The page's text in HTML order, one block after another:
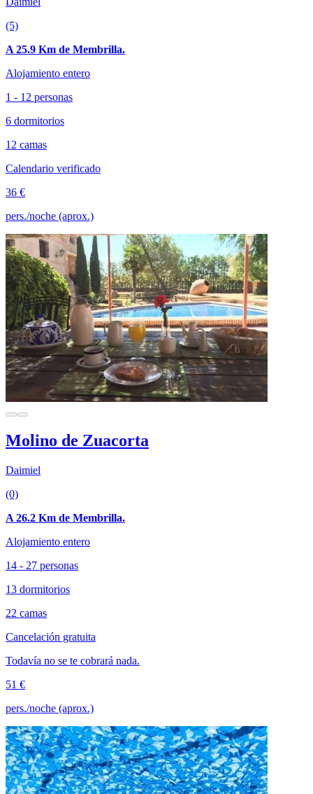
(5)
A 25.9 Km de Membrilla.
Alojamiento entero
1 - 12 personas
6 dormitorios
12 camas
Calendario verificado
36 €
pers./noche (aprox.)
Molino de Zuacorta
Daimiel
(0)
A 26.2 Km de Membrilla.
Alojamiento entero
14 - 27 personas
13 dormitorios
22 camas
Cancelación gratuita
Todavía no se te cobrará nada.
51 €
pers./noche (aprox.)